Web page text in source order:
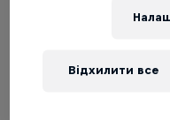
Відхилити все